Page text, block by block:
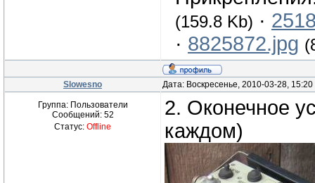
(159.8 Kb) ·
· 8825872.jpg
Slowesno Дата: Воскресенье, 2010-03-28,
Группа: Пользователи
Сообщений: 52
Статус: Offline
2. Оконечное
каждом)